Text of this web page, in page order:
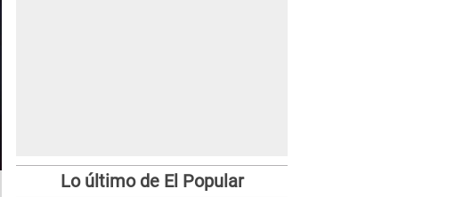
Lo último de El Popular